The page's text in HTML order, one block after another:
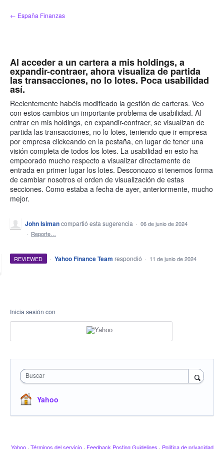
saltar
al
← España Finanzas
Al acceder a un cartera a mis holdings, a
expandir-contraer, ahora visualiza de partida
las transacciones, no lo lotes. Poca usabilidad
así.
Recientemente habéis modificado la gestión de carteras. Veo
con estos cambios un importante problema de usabilidad. Al
entrar en mis holdings, en expandir-contraer, se visualizan de
partida las transacciones, no lo lotes, teniendo que ir empresa
por empresa clickeando en la pestaña, en lugar de tener una
visión completa de todos los lotes. La usabilidad en esto ha
empeorado mucho respecto a visualizar directamente de
entrada en primer lugar los lotes. Desconozco si tenemos forma
de cambiar nosotros el orden de visualización de estas
secciones. Como estaba a fecha de ayer, anteriormente, mucho
mejor.
John Isimancompartió esta sugerencia · 06 de junio de 2024
· Reporte…
REVIEWED · Yahoo Finance Team respondió · 11 de junio de 2024
Inicia sesión con
Buscar
Yahoo
Yahoo · Términos del servicio · Feedback Posting Guidelines · Política de privacidad